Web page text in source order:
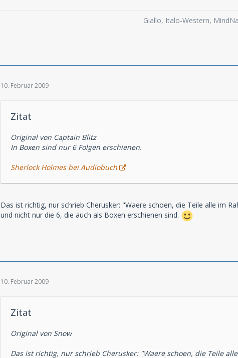
Giallo, Italo-Western,
10. Februar 2009
Zitat
Original von Captain Blitz
In Boxen sind nur 6 Folgen erschienen.
Sherlock Holmes bei Audiobuch
Das ist richtig, nur schrieb Cherusker: "Waere schoen, die Teile alle im
und nicht nur die 6, die auch als Boxen erschienen sind.
10. Februar 2009
Zitat
Original von Snow
Das ist richtig, nur schrieb Cherusker: "Waere schoen, die Teile